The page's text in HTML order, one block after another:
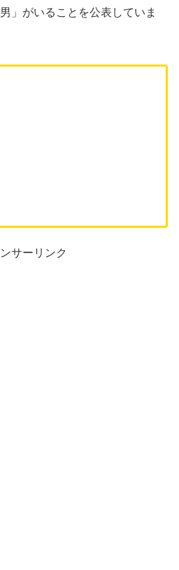
」がいることを公表していま
サーリンク